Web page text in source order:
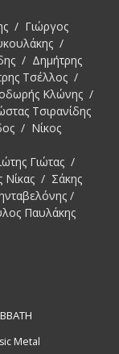
/ Γιώργος
/
/ Δημήτρης
Τσέλλος /
Κλώνης /
Τσιρανίδης
/ Νίκος
Γιώτας /
Νίκας / Σάκης
/
Παυλάκης
Metal